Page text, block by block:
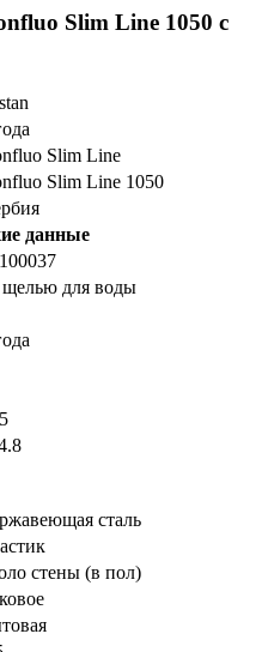
Slim Line 1050 с
Slim Line
Slim Line 1050
данные
щелью для воды
сталь
стены (в пол)